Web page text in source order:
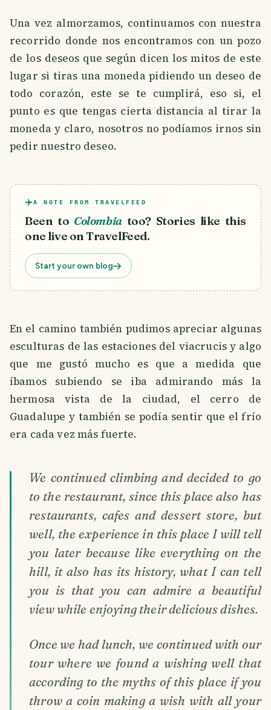
Una vez almorzamos, continuamos con nuestra
recorrido donde nos encontramos con un pozo
de los deseos que según dicen los mitos de este
lugar si tiras una moneda pidiendo un deseo de
todo corazón, este se te cumplirá, eso si, el
punto es que tengas cierta distancia al tirar la
moneda y claro, nosotros no podíamos irnos sin
pedir nuestro deseo.
A NOTE FROM TRAVELFEED
Been to Colombia too? Stories like this
one live on TravelFeed.
Start your own blog
En el camino también pudimos apreciar algunas
esculturas de las estaciones del viacrucis y algo
que me gustó mucho es que a medida que
íbamos subiendo se iba admirando más la
hermosa vista de la ciudad, el cerro de
Guadalupe y también se podía sentir que el frío
era cada vez más fuerte.
We continued climbing and decided to go
to the restaurant, since this place also has
restaurants, cafes and dessert store, but
well, the experience in this place I will tell
you later because like everything on the
hill, it also has its history, what I can tell
you is that you can admire a beautiful
view while enjoying their delicious dishes.
Once we had lunch, we continued with our
tour where we found a wishing well that
according to the myths of this place if you
throw a coin making a wish with all your